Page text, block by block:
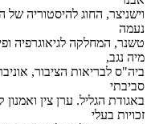
וישניצר, החוג להיסטוריה
נעמה
טשנר, המחלקה לגיאוגרפיה
מיה נגב,
ביה"ס לבריאות הציבור,
סביבתי
באגודת הגליל. ערן צין
זכויות בעלי